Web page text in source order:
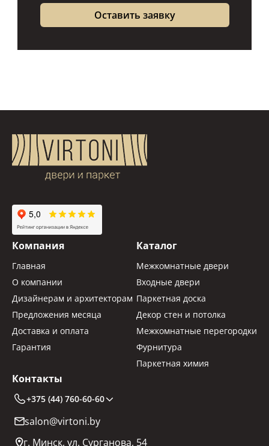
Компания
Главная
О компании
Дизайнерам и архитекторам
Предложения месяца
Доставка и оплата
Гарантия
Каталог
Межкомнатные двери
Входные двери
Паркетная доска
Декор стен и потолка
Межкомнатные перегородки
Фурнитура
Паркетная химия
Контакты
+375 (44) 760-60-60
salon@virtoni.by
г. Минск, ул. Сурганова, 54